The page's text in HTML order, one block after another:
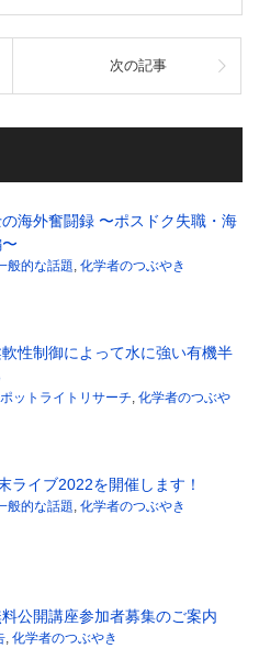
次の記事
海外奮闘録 〜ポスドク失職・海
般的な話題, 化学者のつぶやき
性制御によって水に強い有機半
ットライトリサーチ, 化学者のつぶや
ライブ2022を開催します！
般的な話題, 化学者のつぶやき
公開講座参加者募集のご案内
, 化学者のつぶやき